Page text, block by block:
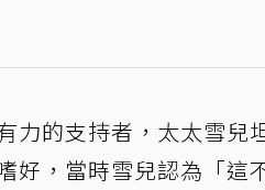
力的支持者，太太雪兒
好，當時雪兒認為「這